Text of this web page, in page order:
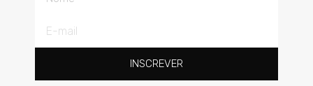
mail
INSCREVER